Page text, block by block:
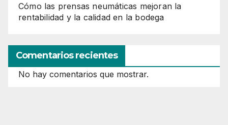
Cómo las prensas neumáticas mejoran la
rentabilidad y la calidad en la bodega
Comentarios recientes
No hay comentarios que mostrar.